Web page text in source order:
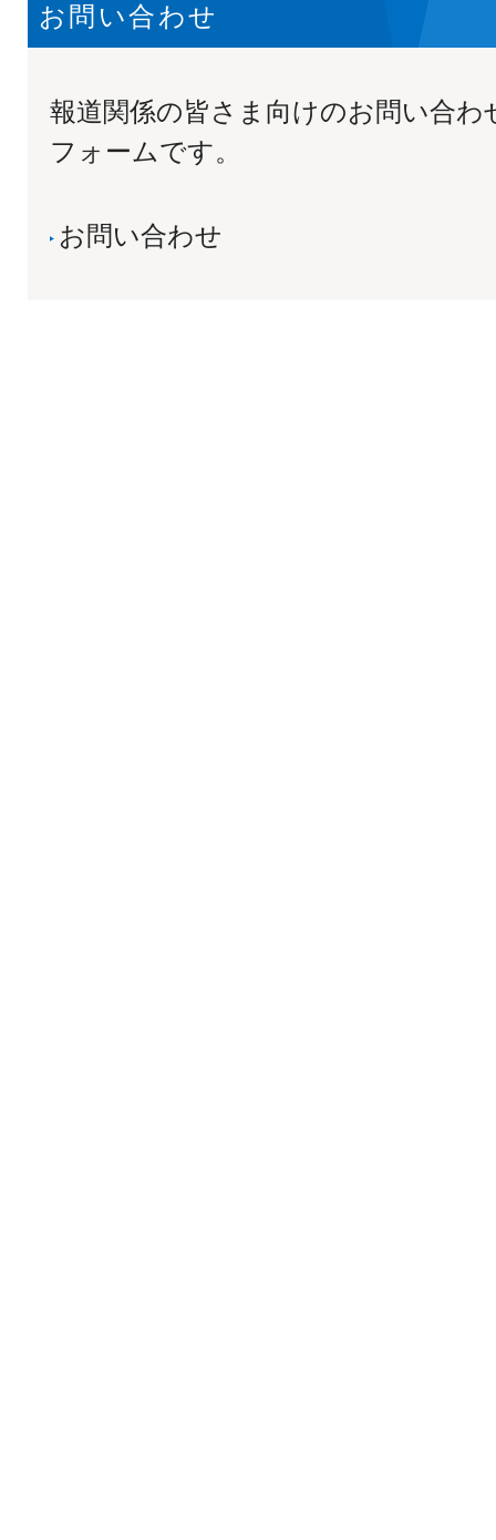
お問い合わせ
報道関係の皆さま向けのお問い合わ
フォームです。
お問い合わせ